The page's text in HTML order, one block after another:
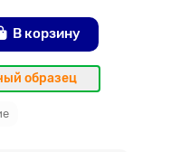
В корзину
образец